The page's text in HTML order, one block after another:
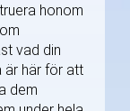
honom
vad din
är här för att
dem